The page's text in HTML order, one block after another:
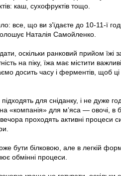
каш, сухофруктів тощо.
все, що ви з’їдаєте до 10-11-ї
Наталія Самойленко.
оскільки ранковий прийом
на піку, їжа має містити
досить часу і ферментів, щоб
для сніданку, і не дуже
«компанія» для м’яса — овочі, в
проходять активні процеси
бути білковою, але в легкій
обмінні процеси.